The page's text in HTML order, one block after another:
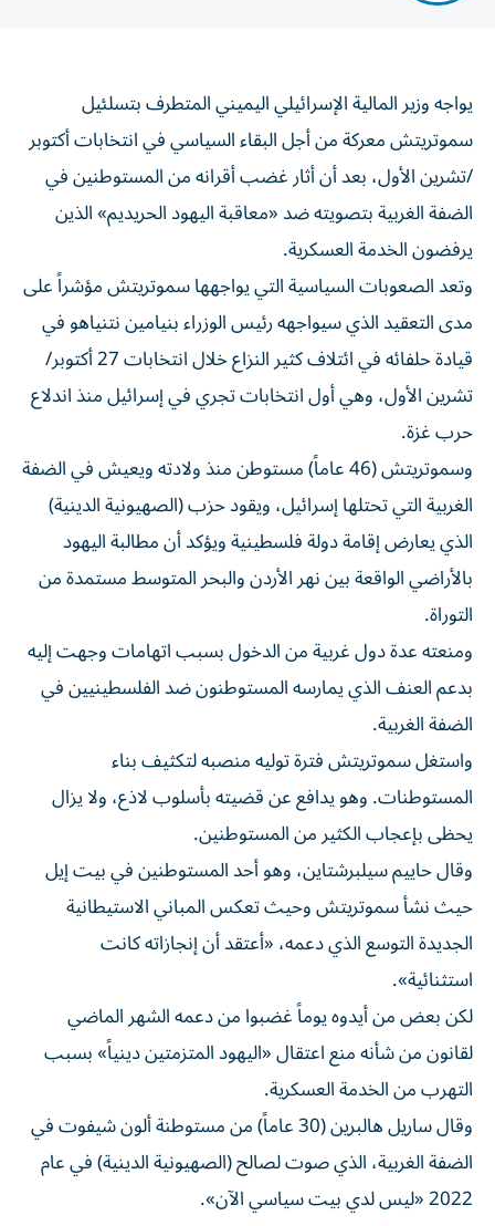
يواجه وزير المالية الإسرائيلي اليميني المتطرف بتسلئيل
سموتريتش معركة من أجل البقاء السياسي ‌في انتخابات أكتوبر
/تشرين الأول، بعد أن أثار غضب أقرانه من المستوطنين في
الضفة الغربية بتصويته ضد «معاقبة اليهود الحريديم» الذين
يرفضون الخدمة العسكرية.
وتعد الصعوبات ​السياسية التي يواجهها سموتريتش مؤشراً ⁠على
مدى التعقيد الذي سيواجهه رئيس الوزراء بنيامين نتنياهو في
قيادة حلفائه في ائتلاف كثير النزاع خلال انتخابات 27 أكتوبر/
تشرين الأول، ‌وهي أول انتخابات تجري في إسرائيل منذ اندلاع
‌حرب غزة.
وسموتريتش (46 عاماً) مستوطن منذ ولادته ويعيش في الضفة
الغربية التي تحتلها إسرائيل، ويقود حزب (الصهيونية الدينية)
الذي يعارض إقامة دولة فلسطينية ويؤكد أن مطالبة اليهود
بالأراضي الواقعة بين نهر الأردن والبحر المتوسط مستمدة من
التوراة.
ومنعته عدة دول غربية من الدخول بسبب اتهامات وجهت إليه
بدعم العنف الذي يمارسه المستوطنون ضد الفلسطينيين في
الضفة الغربية.
واستغل سموتريتش فترة توليه ⁠منصبه لتكثيف بناء
المستوطنات. وهو يدافع عن قضيته بأسلوب لاذع، ولا يزال
يحظى بإعجاب الكثير من المستوطنين.
وقال حاييم سيلبرشتاين، وهو أحد المستوطنين في بيت إيل
حيث نشأ سموتريتش وحيث تعكس المباني الاستيطانية
الجديدة التوسع الذي دعمه، «أعتقد أن إنجازاته كانت
استثنائية».
لكن بعض من أيدوه يوماً غضبوا من دعمه الشهر الماضي
لقانون من شأنه منع اعتقال «اليهود المتزمتين دينياً» بسبب
التهرب من الخدمة العسكرية.
وقال ساريل هالبرين (30 عاماً) من مستوطنة ألون شيفوت في
الضفة الغربية، الذي صوت لصالح (الصهيونية الدينية) في عام
2022 «ليس لدي بيت سياسي الآن».